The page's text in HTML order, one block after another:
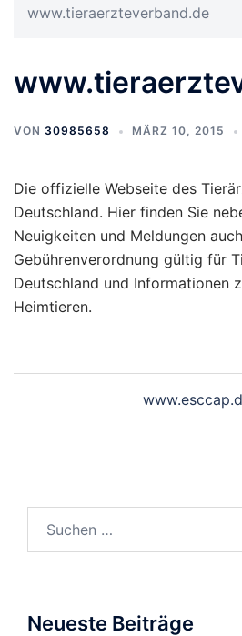
www.tieraerzteverband.de
VON 30985658 MÄRZ 10, 2015
Die offizielle Webseite des
Deutschland. Hier finden Sie
Neuigkeiten und Meldungen
Gebührenverordnung gültig für
Deutschland und Informationen
Heimtieren.
Neueste Beiträge